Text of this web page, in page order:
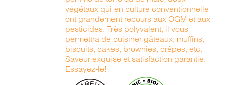
végétaux qui en culture conventionnelle
ont grandement recours aux OGM et aux
pesticides. Très polyvalent, il vous
permettra de cuisiner gâteaux, muffins,
biscuits, cakes, brownies, crêpes, etc.
Saveur exquise et satisfaction garantie.
Essayez-le!